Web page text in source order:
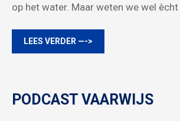
op het water. Maar weten we wel ècht
LEES VERDER —->
PODCAST VAARWIJS